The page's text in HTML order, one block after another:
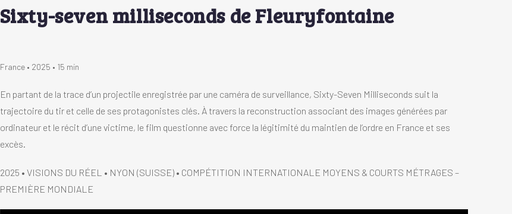
Sixty-seven milliseconds de Fleuryfontaine
France • 2025 • 15 min
En partant de la trace d’un projectile enregistrée par une caméra de surveillance, Sixty-Seven Milliseconds suit la
trajectoire du tir et celle de ses protagonistes clés. À travers la reconstruction associant des images générées par
ordinateur et le récit d’une victime, le film questionne avec force la légitimité du maintien de l’ordre en France et ses
excès.
2025 • VISIONS DU RÉEL • NYON (SUISSE) • COMPÉTITION INTERNATIONALE MOYENS & COURTS MÉTRAGES –
PREMIÈRE MONDIALE